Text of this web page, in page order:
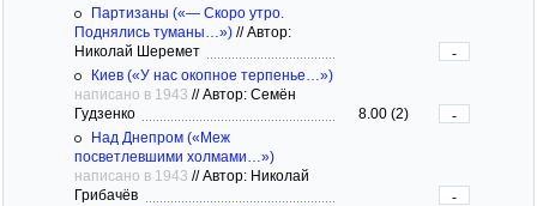
Партизаны («— Скоро утро.
Поднялись туманы…») //Автор:
Николай Шеремет
-
Киев («У нас окопное терпенье…»)
написано в 1943 //Автор: Семён
Гудзенко
8.00 (2)
-
Над Днепром («Меж
посветлевшими холмами…»)
написано в 1943 //Автор: Николай
Грибачёв
-